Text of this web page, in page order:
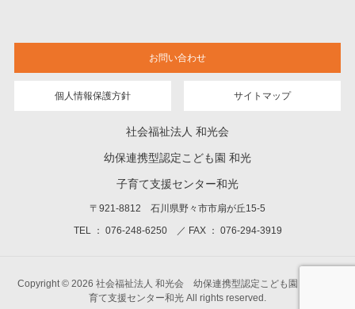
お問い合わせ
個人情報保護方針 サイトマップ
社会福祉法人 和光会
幼保連携型認定こども園 和光
子育て支援センター和光
〒921-8812 石川県野々市市扇が丘15-5
TEL ： 076-248-6250 ／ FAX ： 076-294-3919
Copyright © 2026 社会福祉法人 和光会 幼保連携型認定こども園 和光 子
育て支援センター和光 All rights reserved.